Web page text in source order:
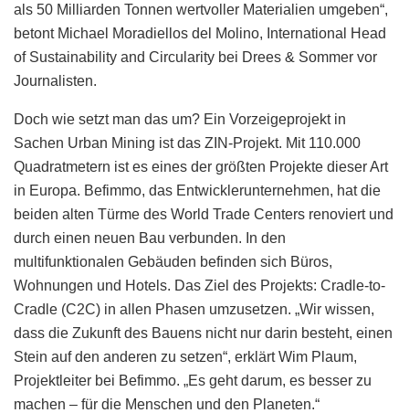
als 50 Milliarden Tonnen wertvoller Materialien umgeben“,
betont Michael Moradiellos del Molino, International Head
of Sustainability and Circularity bei Drees & Sommer vor
Journalisten.
Doch wie setzt man das um? Ein Vorzeigeprojekt in
Sachen Urban Mining ist das ZIN-Projekt. Mit 110.000
Quadratmetern ist es eines der größten Projekte dieser Art
in Europa. Befimmo, das Entwicklerunternehmen, hat die
beiden alten Türme des World Trade Centers renoviert und
durch einen neuen Bau verbunden. In den
multifunktionalen Gebäuden befinden sich Büros,
Wohnungen und Hotels. Das Ziel des Projekts: Cradle-to-
Cradle (C2C) in allen Phasen umzusetzen. „Wir wissen,
dass die Zukunft des Bauens nicht nur darin besteht, einen
Stein auf den anderen zu setzen“, erklärt Wim Plaum,
Projektleiter bei Befimmo. „Es geht darum, es besser zu
machen – für die Menschen und den Planeten.“